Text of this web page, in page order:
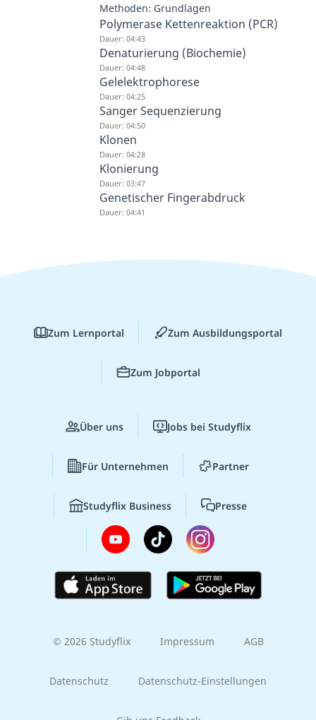
Methoden: Grundlagen
Polymerase Kettenreaktion (PCR)
Dauer: 04:43
Denaturierung (Biochemie)
Dauer: 04:48
Gelelektrophorese
Dauer: 04:25
Sanger Sequenzierung
Dauer: 04:50
Klonen
Dauer: 04:28
Klonierung
Dauer: 03:47
Genetischer Fingerabdruck
Dauer: 04:41
Zum Lernportal Zum Ausbildungsportal
Zum Jobportal
Über uns Jobs bei Studyflix
Für Unternehmen Partner
Studyflix Business Presse
© 2026 Studyflix Impressum AGB
Datenschutz Datenschutz-Einstellungen